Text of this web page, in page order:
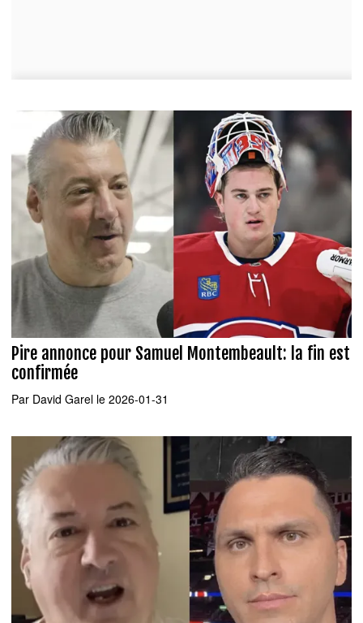
Pire annonce pour Samuel Montembeault: la fin est
confirmée
Par David Garel le 2026-01-31